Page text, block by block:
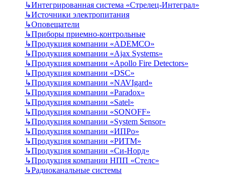
↳Интегрированная система «Стрелец-Интеграл»
↳Источники электропитания
↳Оповещатели
↳Приборы приемно-контрольные
↳Продукция компании «ADEMCO»
↳Продукция компании «Ajax Systems»
↳Продукция компании «Apollo Fire Detectors»
↳Продукция компании «DSC»
↳Продукция компании «NAVIgard»
↳Продукция компании «Paradox»
↳Продукция компании «Satel»
↳Продукция компании «SONOFF»
↳Продукция компании «System Sensor»
↳Продукция компании «ИПРо»
↳Продукция компании «РИТМ»
↳Продукция компании «Си-Норд»
↳Продукция компании НПП «Стелс»
↳Радиоканальные системы